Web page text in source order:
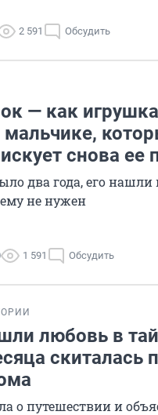
2 591 Обсудить
— как
снова ее
два года, его нашли
не нужен
1 591 Обсудить
любовь в
скиталась
о путешествии и